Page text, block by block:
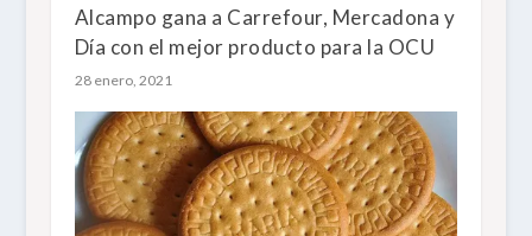
Alcampo gana a Carrefour, Mercadona y
Día con el mejor producto para la OCU
28 enero, 2021